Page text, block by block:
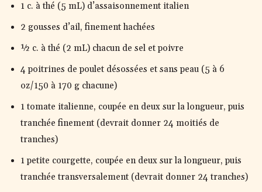
1 c. à thé (5 mL) d’assaisonnement italien
2 gousses d’ail, finement hachées
½ c. à thé (2 mL) chacun de sel et poivre
4 poitrines de poulet désossées et sans peau (5 à 6
oz/150 à 170 g chacune)
1 tomate italienne, coupée en deux sur la longueur, puis
tranchée finement (devrait donner 24 moitiés de
tranches)
1 petite courgette, coupée en deux sur la longueur, puis
tranchée transversalement (devrait donner 24 tranches)